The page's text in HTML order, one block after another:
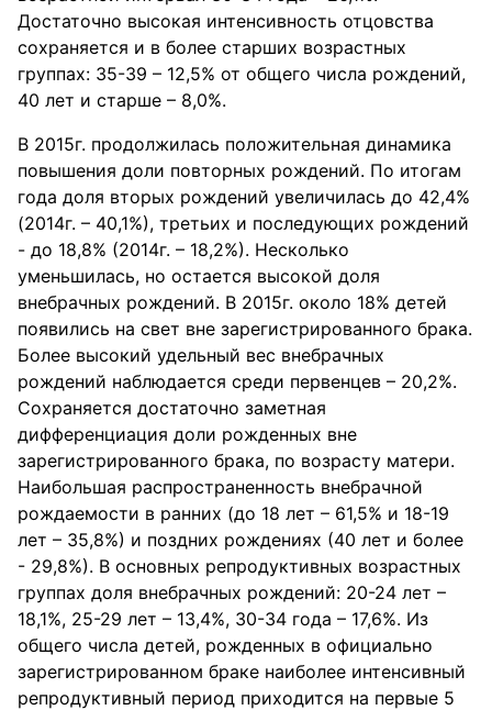
Достаточно высокая интенсивность отцовства
сохраняется и в более старших возрастных
группах: 35-39 – 12,5% от общего числа рождений,
40 лет и старше – 8,0%.
В 2015г. продолжилась положительная динамика
повышения доли повторных рождений. По итогам
года доля вторых рождений увеличилась до 42,4%
(2014г. – 40,1%), третьих и последующих рождений
- до 18,8% (2014г. – 18,2%). Несколько
уменьшилась, но остается высокой доля
внебрачных рождений. В 2015г. около 18% детей
появились на свет вне зарегистрированного брака.
Более высокий удельный вес внебрачных
рождений наблюдается среди первенцев – 20,2%.
Сохраняется достаточно заметная
дифференциация доли рожденных вне
зарегистрированного брака, по возрасту матери.
Наибольшая распространенность внебрачной
рождаемости в ранних (до 18 лет – 61,5% и 18-19
лет – 35,8%) и поздних рождениях (40 лет и более
- 29,8%). В основных репродуктивных возрастных
группах доля внебрачных рождений: 20-24 лет –
18,1%, 25-29 лет – 13,4%, 30-34 года – 17,6%. Из
общего числа детей, рожденных в официально
зарегистрированном браке наиболее интенсивный
репродуктивный период приходится на первые 5